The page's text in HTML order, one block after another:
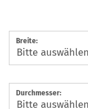
Breite:
Durchmesser: